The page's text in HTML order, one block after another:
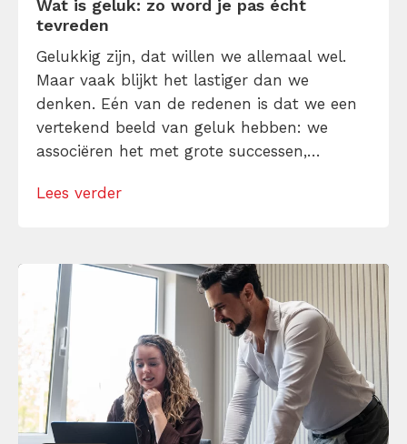
Wat is geluk: zo word je pas écht
tevreden
Gelukkig zijn, dat willen we allemaal wel.
Maar vaak blijkt het lastiger dan we
denken. Eén van de redenen is dat we een
vertekend beeld van geluk hebben: we
associëren het met grote successen,
gevoelens. Door te begrijpen wat geluk wél
Lees verder